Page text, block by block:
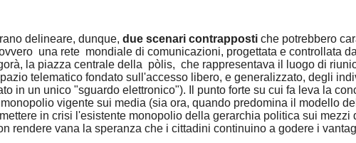
delineare, dunque, due scenari contrapposti che potrebbero
una rete mondiale di comunicazioni, progettata e controllata
la piazza centrale della pòlis, che rappresentava il luogo di
telematico fondato sull'accesso libero, e generalizzato, degli
in un unico "sguardo elettronico"). Il punto forte su cui fa leva la
vigente sui media (sia ora, quando predomina il modello
in crisi l'esistente monopolio della gerarchia politica sui
rendere vana la speranza che i cittadini continuino a godere i